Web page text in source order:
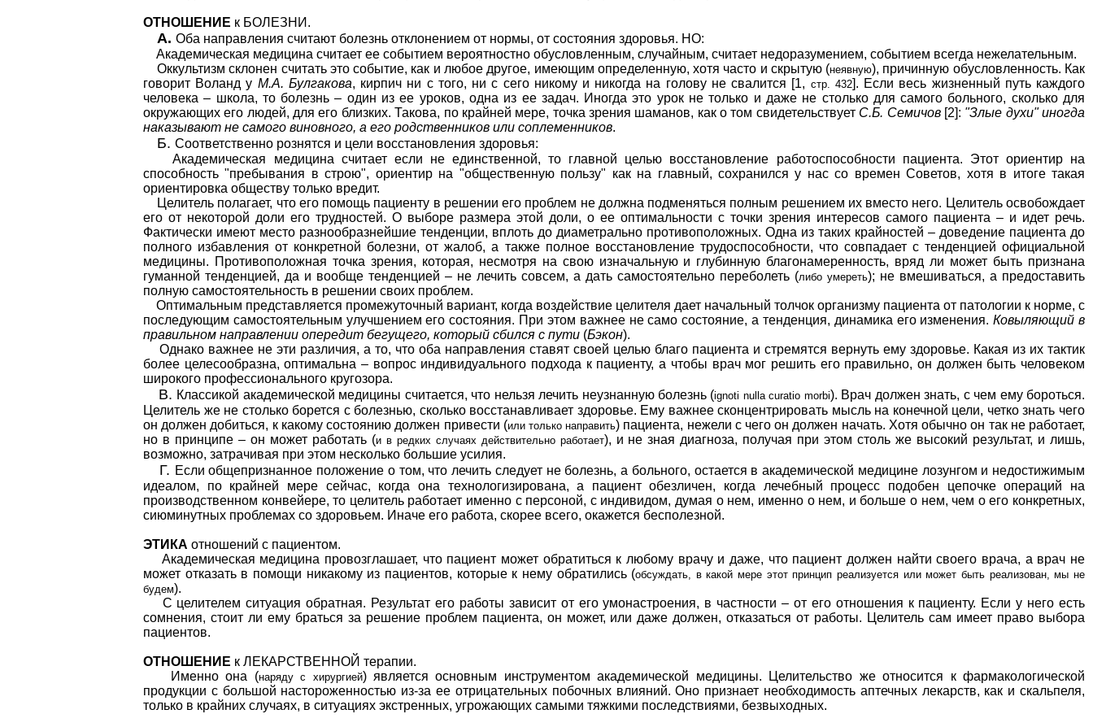
ОТНОШЕНИЕ к БОЛЕЗНИ.
А. Оба направления считают болезнь отклонением от нормы, от состояния здоровья. НО:
Академическая медицина считает ее событием вероятностно обусловленным, случайным, считает недоразумением, событием всегда нежелательным.
Оккультизм склонен считать это событие, как и любое другое, имеющим определенную, хотя часто и скрытую (неявную), причинную обусловленность. Как
говорит Воланд у М.А. Булгакова, кирпич ни с того, ни с сего никому и никогда на голову не свалится [1, стр. 432]. Если весь жизненный путь каждого
человека – школа, то болезнь – один из ее уроков, одна из ее задач. Иногда это урок не только и даже не столько для самого больного, сколько для
окружающих его людей, для его близких. Такова, по крайней мере, точка зрения шаманов, как о том свидетельствует С.Б. Семичов[2]: "Злые духи" иногда
наказывают не самого виновного, а его родственников или соплеменников.
Б. Соответственно рознятся и цели восстановления здоровья:
Академическая медицина считает если не единственной, то главной целью восстановление работоспособности пациента. Этот ориентир на
способность "пребывания в строю", ориентир на "общественную пользу" как на главный, сохранился у нас со времен Советов, хотя в итоге такая
ориентировка обществу только вредит.
Целитель полагает, что его помощь пациенту в решении его проблем не должна подменяться полным решением их вместо него. Целитель освобождает
его от некоторой доли его трудностей. О выборе размера этой доли, о ее оптимальности с точки зрения интересов самого пациента – и идет речь.
Фактически имеют место разнообразнейшие тенденции, вплоть до диаметрально противоположных. Одна из таких крайностей – доведение пациента до
полного избавления от конкретной болезни, от жалоб, а также полное восстановление трудоспособности, что совпадает с тенденцией официальной
медицины. Противоположная точка зрения, которая, несмотря на свою изначальную и глубинную благонамеренность, вряд ли может быть признана
гуманной тенденцией, да и вообще тенденцией – не лечить совсем, а дать самостоятельно переболеть (либо умереть); не вмешиваться, а предоставить
полную самостоятельность в решении своих проблем.
Оптимальным представляется промежуточный вариант, когда воздействие целителя дает начальный толчок организму пациента от патологии к норме, с
последующим самостоятельным улучшением его состояния. При этом важнее не само состояние, а тенденция, динамика его изменения.Ковыляющий в
правильном направлении опередит бегущего, который сбился с пути (Бэкон).
Однако важнее не эти различия, а то, что оба направления ставят своей целью благо пациента и стремятся вернуть ему здоровье. Какая из их тактик
более целесообразна, оптимальна – вопрос индивидуального подхода к пациенту, а чтобы врач мог решить его правильно, он должен быть человеком
широкого профессионального кругозора.
В. Классикой академической медицины считается, что нельзя лечить неузнанную болезнь (ignоti nullа сurаtiо mоrbi). Врач должен знать, с чем ему бороться.
Целитель же не столько борется с болезнью, сколько восстанавливает здоровье. Ему важнее сконцентрировать мысль на конечной цели, четко знать чего
он должен добиться, к какому состоянию должен привести (или только направить) пациента, нежели с чего он должен начать. Хотя обычно он так не работает,
но в принципе – он может работать (и в редких случаях действительно работает), и не зная диагноза, получая при этом столь же высокий результат, и лишь,
возможно, затрачивая при этом несколько большие усилия.
Г. Если общепризнанное положение о том, что лечить следует не болезнь, а больного, остается в академической медицине лозунгом и недостижимым
идеалом, по крайней мере сейчас, когда она технологизирована, а пациент обезличен, когда лечебный процесс подобен цепочке операций на
производственном конвейере, то целитель работает именно с персоной, с индивидом, думая о нем, именно о нем, и больше о нем, чем о его конкретных,
сиюминутных проблемах со здоровьем. Иначе его работа, скорее всего, окажется бесполезной.
ЭТИКА отношений с пациентом.
Академическая медицина провозглашает, что пациент может обратиться к любому врачу и даже, что пациент должен найти своего врача, а врач не
может отказать в помощи никакому из пациентов, которые к нему обратились (обсуждать, в какой мере этот принцип реализуется или может быть реализован, мы не
будем).
С целителем ситуация обратная. Результат его работы зависит от его умонастроения, в частности – от его отношения к пациенту. Если у него есть
сомнения, стоит ли ему браться за решение проблем пациента, он может, или даже должен, отказаться от работы. Целитель сам имеет право выбора
пациентов.
ОТНОШЕНИЕ к ЛЕКАРСТВЕННОЙ терапии.
Именно она (наряду с хирургией) является основным инструментом академической медицины. Целительство же относится к фармакологической
продукции с большой настороженностью из-за ее отрицательных побочных влияний. Оно признает необходимость аптечных лекарств, как и скальпеля,
только в крайних случаях, в ситуациях экстренных, угрожающих самыми тяжкими последствиями, безвыходных.